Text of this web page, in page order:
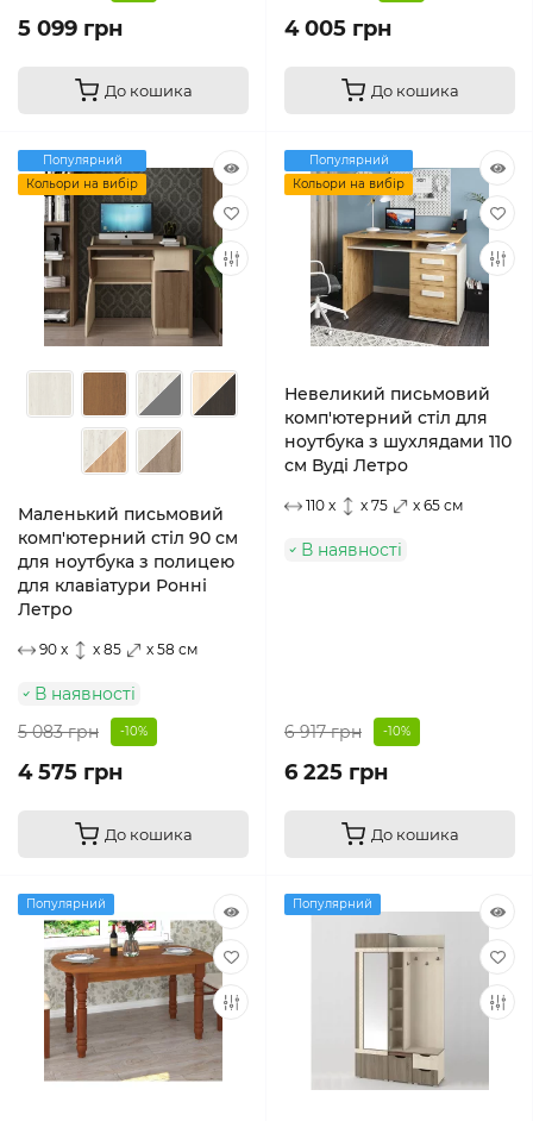
5 099 грн
До кошика
4 005 грн
До кошика
Популярний
Кольори на вибір
Маленький письмовий
комп'ютерний стіл 90 см
для ноутбука з полицею
для клавіатури Ронні
Летро
90 x x 85 x 58 см
В наявності
5 083 грн
-10%
4 575 грн
До кошика
Популярний
Кольори на вибір
Невеликий письмовий
комп'ютерний стіл для
ноутбука з шухлядами 110
см Вуді Летро
110 x x 75 x 65 см
В наявності
6 917 грн -10%
6 225 грн
До кошика
Популярний Популярний